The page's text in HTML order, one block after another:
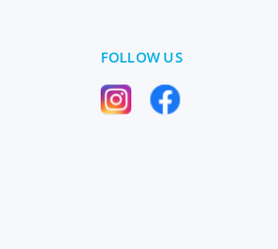
FOLLOW US